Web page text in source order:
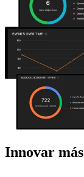
Innovar